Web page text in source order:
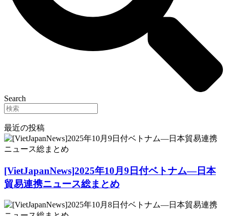
Search
最近の投稿
[VietJapanNews]2025年10月9日付ベトナム―日本
貿易連携ニュース総まとめ